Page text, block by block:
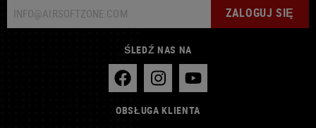
ZALOGUJ SIĘ
ŚLEDŹ NAS NA
OBSŁUGA KLIENTA